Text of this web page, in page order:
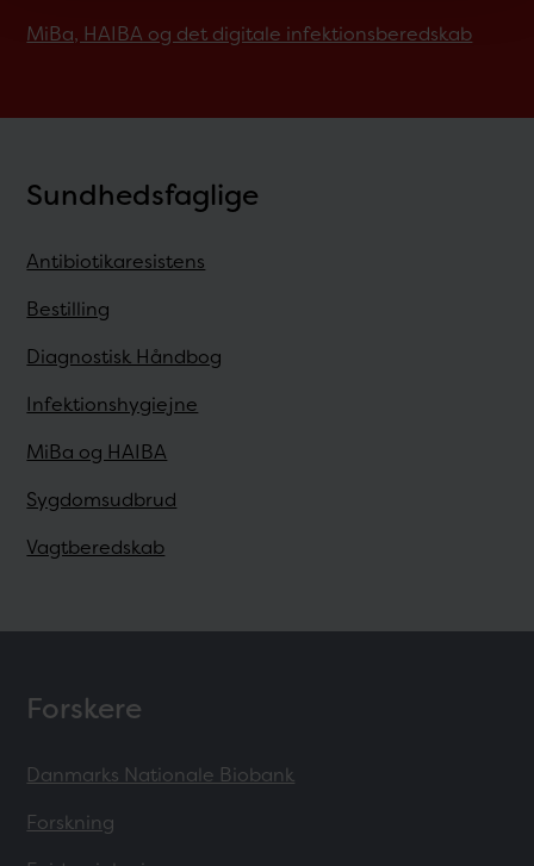
MiBa, HAIBA og det digitale infektionsberedskab
Sundhedsfaglige
Antibiotikaresistens
Bestilling
Diagnostisk Håndbog
Infektionshygiejne
MiBa og HAIBA
Sygdomsudbrud
Vagtberedskab
Forskere
Danmarks Nationale Biobank
Forskning